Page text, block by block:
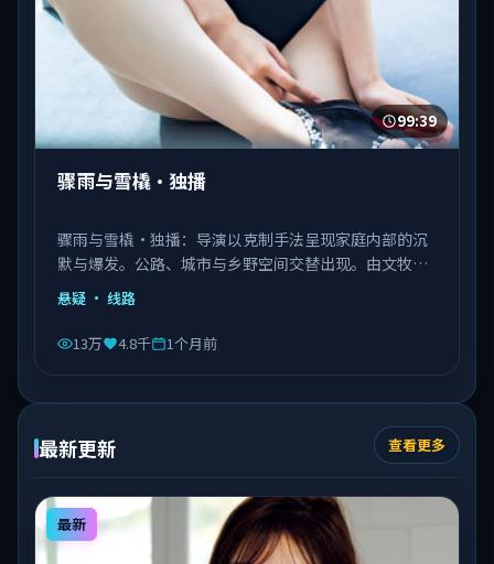
99:39
骤雨与雪橇·独播
骤雨与雪橇·独播：导演以克制手法呈现家庭内部的沉
默与爆发。公路、城市与乡野空间交替出现。由文牧野
执导，秦海璐、文淇、邓恩熙等主演，意大利出品，类
型为悬疑。
悬疑 · 线路
13万 4.8千 1个月前
最新更新 查看更多
最新